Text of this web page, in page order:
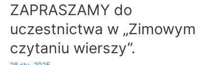
ZAPRASZAMY do
uczestnictwa w „Zimowym
czytaniu wierszy”.